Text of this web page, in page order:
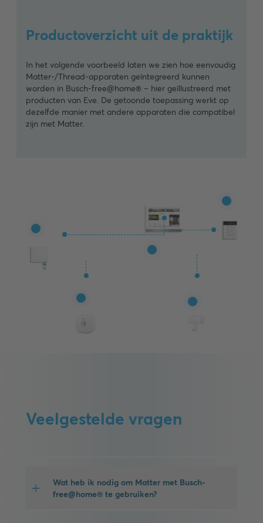
Productoverzicht uit de praktijk
In het volgende voorbeeld laten we zien hoe eenvoudig
Matter-/Thread-apparaten geïntegreerd kunnen
worden in Busch-free@home® – hier geïllustreerd met
producten van Eve. De getoonde toepassing werkt op
dezelfde manier met andere apparaten die compatibel
zijn met Matter.
Veelgestelde vragen
Wat heb ik nodig om Matter met Busch-
free@home® te gebruiken?